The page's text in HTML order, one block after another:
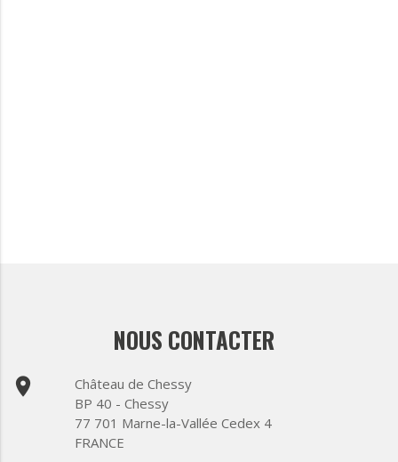
NOUS CONTACTER
place
Château de Chessy
BP 40 - Chessy
77 701 Marne-la-Vallée Cedex 4
FRANCE